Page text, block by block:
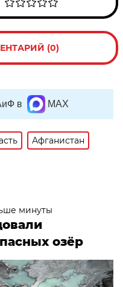
(0)
в MAX
Афганистан
минуты
озёр